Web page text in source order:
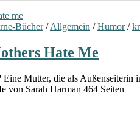
Bücher/Allgemein /Humor/
Hate Me
Mutter, die als Außenseiterin
von Sarah Harman 464 Seiten